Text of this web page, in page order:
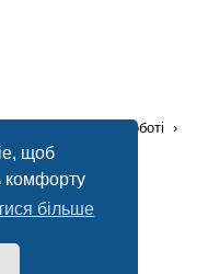
щоб
комфорту
більше
питання в роботі
Limited